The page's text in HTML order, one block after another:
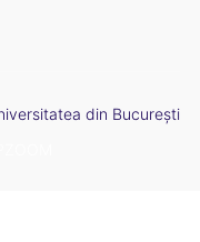
din București